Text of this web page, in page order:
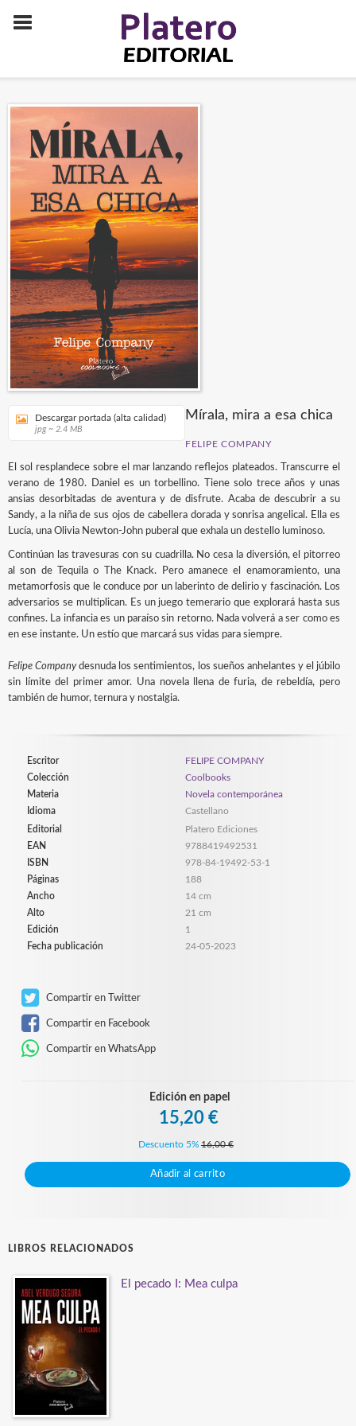
Descargar portada (alta calidad)
jpg ~ 2.4 MB
Mírala, mira a esa chica
FELIPE COMPANY
El sol resplandece sobre el mar lanzando reflejos plateados. Transcurre el
verano de 1980. Daniel es un torbellino. Tiene solo trece años y unas
ansias desorbitadas de aventura y de disfrute. Acaba de descubrir a su
Sandy, a la niña de sus ojos de cabellera dorada y sonrisa angelical. Ella es
Lucía, una Olivia Newton-John puberal que exhala un destello luminoso.
Continúan las travesuras con su cuadrilla. No cesa la diversión, el pitorreo
al son de Tequila o The Knack. Pero amanece el enamoramiento, una
metamorfosis que le conduce por un laberinto de delirio y fascinación. Los
adversarios se multiplican. Es un juego temerario que explorará hasta sus
confines. La infancia es un paraíso sin retorno. Nada volverá a ser como es
en ese instante. Un estío que marcará sus vidas para siempre.
Felipe Companydesnuda los sentimientos, los sueños anhelantes y el júbilo
sin límite del primer amor. Una novela llena de furia, de rebeldía, pero
también de humor, ternura y nostalgia.
Escritor
FELIPE COMPANY
Colección
Coolbooks
Materia
Novela contemporánea
Idioma
Castellano
Editorial
Platero Ediciones
EAN
9788419492531
ISBN
978-84-19492-53-1
Páginas
188
Ancho
14 cm
Alto
21 cm
Edición
1
Fecha publicación
24-05-2023
Compartir en Twitter
Compartir en Facebook
Compartir en WhatsApp
Edición en papel
15,20 €
Descuento 5% 16,00 €
Añadir al carrito
LIBROS RELACIONADOS
El pecado I: Mea culpa